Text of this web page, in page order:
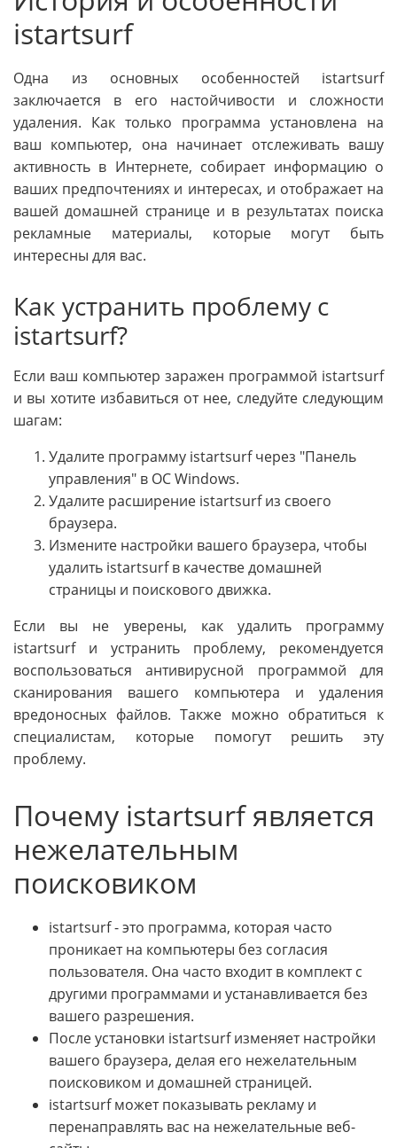
istartsurf
Одна из основных особенностей istartsurf
заключается в его настойчивости и сложности
удаления. Как только программа установлена на
ваш компьютер, она начинает отслеживать вашу
активность в Интернете, собирает информацию о
ваших предпочтениях и интересах, и отображает на
вашей домашней странице и в результатах поиска
рекламные материалы, которые могут быть
интересны для вас.
Как устранить проблему с
istartsurf?
Если ваш компьютер заражен программой istartsurf
и вы хотите избавиться от нее, следуйте следующим
шагам:
Удалите программу istartsurf через "Панель
управления" в ОС Windows.
Удалите расширение istartsurf из своего
браузера.
Измените настройки вашего браузера, чтобы
удалить istartsurf в качестве домашней
страницы и поискового движка.
Если вы не уверены, как удалить программу
istartsurf и устранить проблему, рекомендуется
воспользоваться антивирусной программой для
сканирования вашего компьютера и удаления
вредоносных файлов. Также можно обратиться к
специалистам, которые помогут решить эту
проблему.
Почему istartsurf является
нежелательным
поисковиком
istartsurf - это программа, которая часто
проникает на компьютеры без согласия
пользователя. Она часто входит в комплект с
другими программами и устанавливается без
вашего разрешения.
После установки istartsurf изменяет настройки
вашего браузера, делая его нежелательным
поисковиком и домашней страницей.
istartsurf может показывать рекламу и
перенаправлять вас на нежелательные веб-